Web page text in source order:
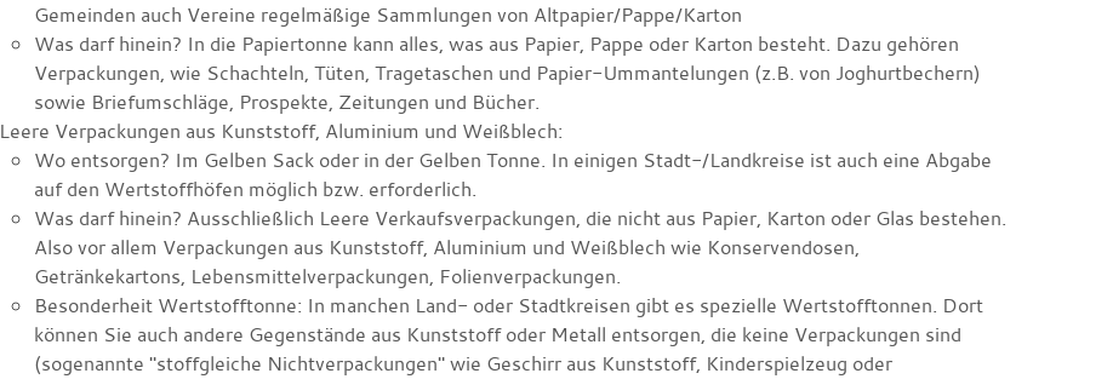
Gemeinden auch Vereine regelmäßige Sammlungen von Altpapier/Pappe/Karton
Was darf hinein? In die Papiertonne kann alles, was aus Papier, Pappe oder Karton besteht. Dazu gehören
Verpackungen, wie Schachteln, Tüten, Tragetaschen und Papier-Ummantelungen (z.B. von Joghurtbechern)
sowie Briefumschläge, Prospekte, Zeitungen und Bücher.
Leere Verpackungen aus Kunststoff, Aluminium und Weißblech:
Wo entsorgen? Im Gelben Sack oder in der Gelben Tonne. In einigen Stadt-/Landkreise ist auch eine Abgabe
auf den Wertstoffhöfen möglich bzw. erforderlich.
Was darf hinein? Ausschließlich Leere Verkaufsverpackungen, die nicht aus Papier, Karton oder Glas bestehen.
Also vor allem Verpackungen aus Kunststoff, Aluminium und Weißblech wie Konservendosen,
Getränkekartons, Lebensmittelverpackungen, Folienverpackungen.
Besonderheit Wertstofftonne: In manchen Land- oder Stadtkreisen gibt es spezielle Wertstofftonnen. Dort
können Sie auch andere Gegenstände aus Kunststoff oder Metall entsorgen, die keine Verpackungen sind
(sogenannte "stoffgleiche Nichtverpackungen"wie Geschirr aus Kunststoff, Kinderspielzeug oder